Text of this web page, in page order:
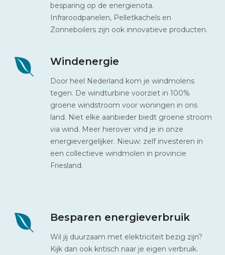
besparing op de energienota.
Infraroodpanelen, Pelletkachels en
Zonneboilers zijn ook innovatieve producten.
Windenergie
Door heel Nederland kom je windmolens
tegen. De windturbine voorziet in 100%
groene windstroom voor woningen in ons
land. Niet elke aanbieder biedt groene stroom
via wind. Meer hierover vind je in onze
energievergelijker. Nieuw: zelf investeren in
een collectieve windmolen in provincie
Friesland.
Besparen energieverbruik
Wil jij duurzaam met elektriciteit bezig zijn?
Kijk dan ook kritisch naar je eigen verbruik.